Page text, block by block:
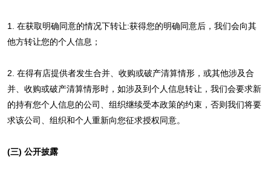
1. 在获取明确同意的情况下转让:获得您的明确同意后，我们会向其
他方转让您的个人信息；
2. 在得有店提供者发生合并、收购或破产清算情形，或其他涉及合
并、收购或破产清算情形时，如涉及到个人信息转让，我们会要求新
的持有您个人信息的公司、组织继续受本政策的约束，否则我们将要
求该公司、组织和个人重新向您征求授权同意。
(三) 公开披露